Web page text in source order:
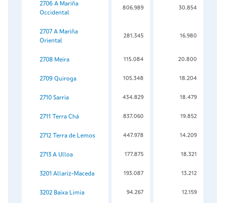
2706 A Mariña
Occidental
806.989 30.854
2707 A Mariña
Oriental
281.345 16.980
2708 Meira 115.084 20.800
2709 Quiroga 105.348 18.204
2710 Sarria 434.829 18.479
2711 Terra Chá 837.060 19.852
2712 Terra de Lemos 447.978 14.209
2713 A Ulloa 177.875 18.321
3201 Allariz-Maceda 193.087 13.212
3202 Baixa Limia 94.267 12.159